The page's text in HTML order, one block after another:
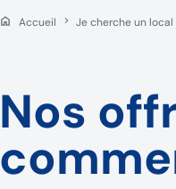
Accueil Je cherche un
Nos